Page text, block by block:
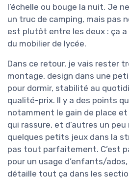
l’échelle ou bouge la nuit. Je
un truc de camping, mais pas
est plutôt entre les deux : ça a
du mobilier de lycée.
Dans ce retour, je vais rester
montage, design dans une
pour dormir, stabilité au
qualité-prix. Il y a des points
notamment le gain de place
qui rassure, et d’autres un peu
quelques petits jeux dans la
pas tout parfaitement. C’est
pour un usage d’enfants/
détaille tout ça dans les